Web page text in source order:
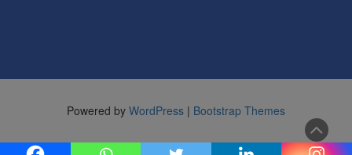
Powered by WordPress | Bootstrap Themes